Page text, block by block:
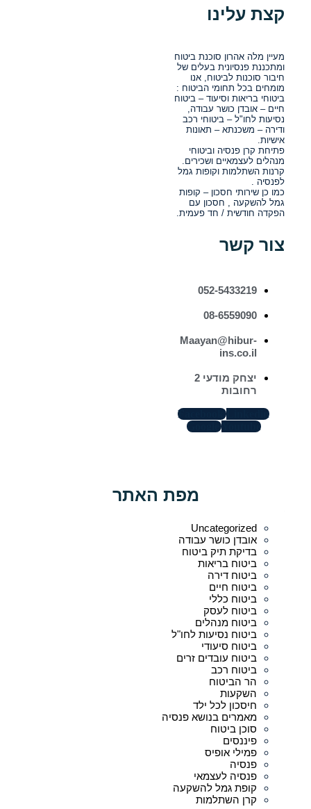
קצת עלינו
מעיין מלה אהרון סוכנת ביטוח
ומתכננת פנסיונית בעלים של
חיבור סוכנות לביטוח, אנו
מומחים בכל תחומי הביטוח :
ביטוחי בריאות וסיעוד – ביטוח
חיים – אובדן כושר עבודה,
נסיעות לחו"ל – ביטוחי רכב
ודירה – משכנתא – תאונות
אישיות.
פתיחת קרן פנסיה וביטוחי
מנהלים לעצמאיים ושכירים.
קרנות השתלמות וקופות גמל
לפנסיה .
כמו כן שירותי חסכון – קופות
גמל להשקעה , חסכון עם
הפקדה חודשית / חד פעמית.
צור קשר
052-5433219
08-6559090
Maayan@hibur-
ins.co.il
יצחק מודעי 2
רחובות
Facebook
Linkedin
Google
Youtube
מפת האתר
Uncategorized
אובדן כושר עבודה
בדיקת תיק ביטוח
ביטוח בריאות
ביטוח דירה
ביטוח חיים
ביטוח כללי
ביטוח לעסק
ביטוח מנהלים
ביטוח נסיעות לחו"ל
ביטוח סיעודי
ביטוח עובדים זרים
ביטוח רכב
הר הביטוח
השקעות
חיסכון לכל ילד
מאמרים בנושא פנסיה
סוכן ביטוח
פיננסים
פמילי אופיס
פנסיה
פנסיה לעצמאי
קופת גמל להשקעה
קרן השתלמות